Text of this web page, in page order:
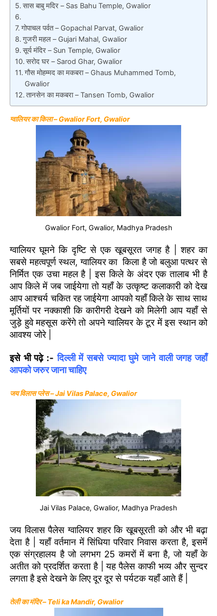
सास बाबु मदिर – Sas Bahu Temple, Gwalior
गोपाचल पर्वत – Gopachal Parvat, Gwalior
गुजरी महल – Gujari Mahal, Gwalior
सूर्य मंदिर – Sun Temple, Gwalior
सरोद घर – Sarod Ghar, Gwalior
गौस मोहम्मद का मकबरा – Ghaus Muhammed Tomb,
Gwalior
तानसेन का मकबरा – Tansen Tomb, Gwalior
ग्वालियर का किला – Gwalior Fort, Gwalior
Gwalior Fort, Gwalior, Madhya Pradesh
ग्वालियर घूमने कि दृष्टि से एक खूबसूरत जगह है | शहर का
सबसे महत्वपूर्ण स्थल, ग्वालियर का किला है जो बलुआ पत्थर से
निर्मित एक उचा महल है | इस किले के अंदर एक तालाब भी है
आप किले में जब जाईयेगा तो यहाँ के उत्कृष्ट कलाकारी को देख
आप आश्चर्य चकित रह जाईयेगा आपको यहाँ किले के साथ साथ
मूर्तियों पर नक्काशी कि कारीगरी देखने को मिलेगी आप यहाँ से
जुड़े हुवे महसूस करेंगे तो अपने ग्वालियर के टूर में इस स्थान को
आवश्य जोरे |
इसे भी पढ़े :-दिल्ली में सबसे ज्यादा घुमे जाने वाली जगह जहाँ
आपको जरुर जाना चाहिए
जय विलास प्लेस – Jai Vilas Palace, Gwalior
Jai Vilas Palace, Gwalior, Madhya Pradesh
जय विलास पैलेस ग्वालियर शहर कि खूबसूरती को और भी बढ़ा
देता है | यहाँ वर्तमान में सिंधिया परिवार निवास करता है, इसमें
एक संग्रहालय है जो लगभग 25 कमरों में बना है, जो यहाँ के
अतीत को प्रदर्शित करता है | यह पैलेस काफी भव्य और सुन्दर
लगता है इसे देखने के लिए दूर दूर से पर्यटक यहाँ आते हैं |
तेली का मंदिर – Teli ka Mandir, Gwalior